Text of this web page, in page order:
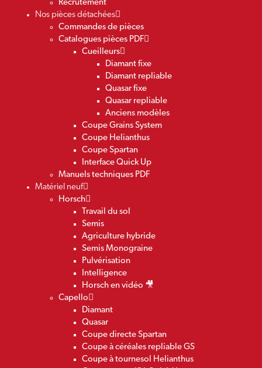
Recrutement
Nos pièces détachées
Commandes de pièces
Catalogues pièces PDF
Cueilleurs
Diamant fixe
Diamant repliable
Quasar fixe
Quasar repliable
Anciens modèles
Coupe Grains System
Coupe Helianthus
Coupe Spartan
Interface Quick Up
Manuels techniques PDF
Matériel neuf
Horsch
Travail du sol
Semis
Agriculture hybride
Semis Monograine
Pulvérisation
Intelligence
Horsch en vidéo 🎥
Capello
Diamant
Quasar
Coupe directe Spartan
Coupe à céréales repliable GS
Coupe à tournesol Helianthus